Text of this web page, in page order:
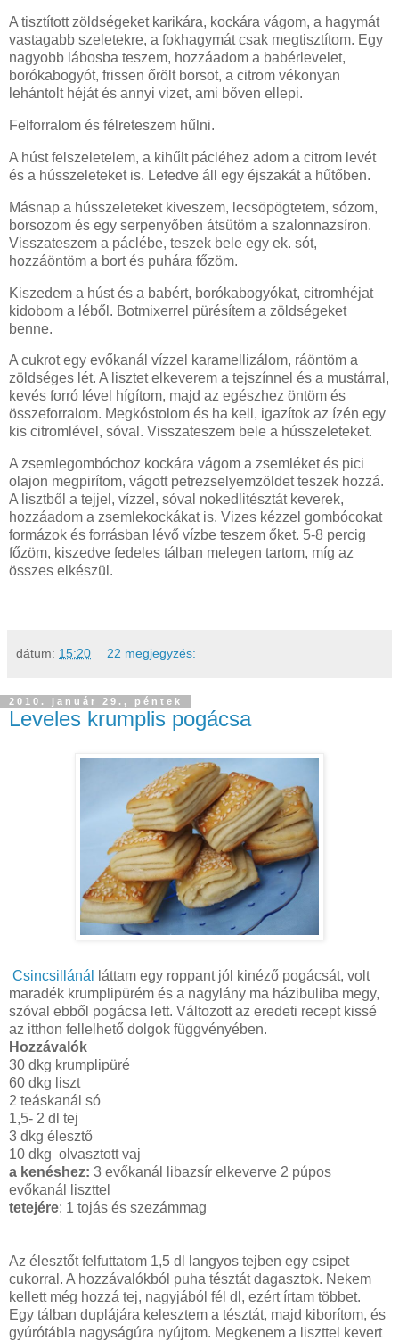
A tisztított zöldségeket karikára, kockára vágom, a hagymát
vastagabb szeletekre, a fokhagymát csak megtisztítom. Egy
nagyobb lábosba teszem, hozzáadom a babérlevelet,
borókabogyót, frissen őrölt borsot, a citrom vékonyan
lehántolt héját és annyi vizet, ami bőven ellepi.
Felforralom és félreteszem hűlni.
A húst felszeletelem, a kihűlt pácléhez adom a citrom levét
és a hússzeleteket is. Lefedve áll egy éjszakát a hűtőben.
Másnap a hússzeleteket kiveszem, lecsöpögtetem, sózom,
borsozom és egy serpenyőben átsütöm a szalonnazsíron.
Visszateszem a páclébe, teszek bele egy ek. sót,
hozzáöntöm a bort és puhára főzöm.
Kiszedem a húst és a babért, borókabogyókat, citromhéjat
kidobom a léből. Botmixerrel pürésítem a zöldségeket
benne.
A cukrot egy evőkanál vízzel karamellizálom, ráöntöm a
zöldséges lét. A lisztet elkeverem a tejszínnel és a mustárral,
kevés forró lével hígítom, majd az egészhez öntöm és
összeforralom. Megkóstolom és ha kell, igazítok az ízén egy
kis citromlével, sóval. Visszateszem bele a hússzeleteket.
A zsemlegombóchoz kockára vágom a zsemléket és pici
olajon megpirítom, vágott petrezselyemzöldet teszek hozzá.
A lisztből a tejjel, vízzel, sóval nokedlitésztát keverek,
hozzáadom a zsemlekockákat is. Vizes kézzel gombócokat
formázok és forrásban lévő vízbe teszem őket. 5-8 percig
főzöm, kiszedve fedeles tálban melegen tartom, míg az
összes elkészül.
dátum: 15:20 22 megjegyzés:
2010. január 29., péntek
Leveles krumplis pogácsa
Csincsillánál
láttam egy roppant jól kinéző pogácsát, volt
maradék krumplipürém és a nagylány ma házibuliba megy,
szóval ebből pogácsa lett. Változott az eredeti recept kissé
az itthon fellelhető dolgok függvényében.
Hozzávalók
30 dkg krumplipüré
60 dkg liszt
2 teáskanál só
1,5- 2 dl tej
3 dkg élesztő
10 dkg olvasztott vaj
a kenéshez: 3 evőkanál libazsír elkeverve 2 púpos
evőkanál liszttel
tetejére: 1 tojás és szezámmag
Az élesztőt felfuttatom 1,5 dl langyos tejben egy csipet
cukorral. A hozzávalókból puha tésztát dagasztok. Nekem
kellett még hozzá tej, nagyjából fél dl, ezért írtam többet.
Egy tálban duplájára kelesztem a tésztát, majd kiborítom, és
gyúrótábla nagyságúra nyújtom. Megkenem a liszttel kevert